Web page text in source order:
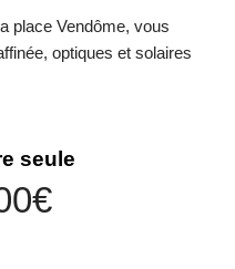
place Vendôme, vous
optiques et solaires
seule
€